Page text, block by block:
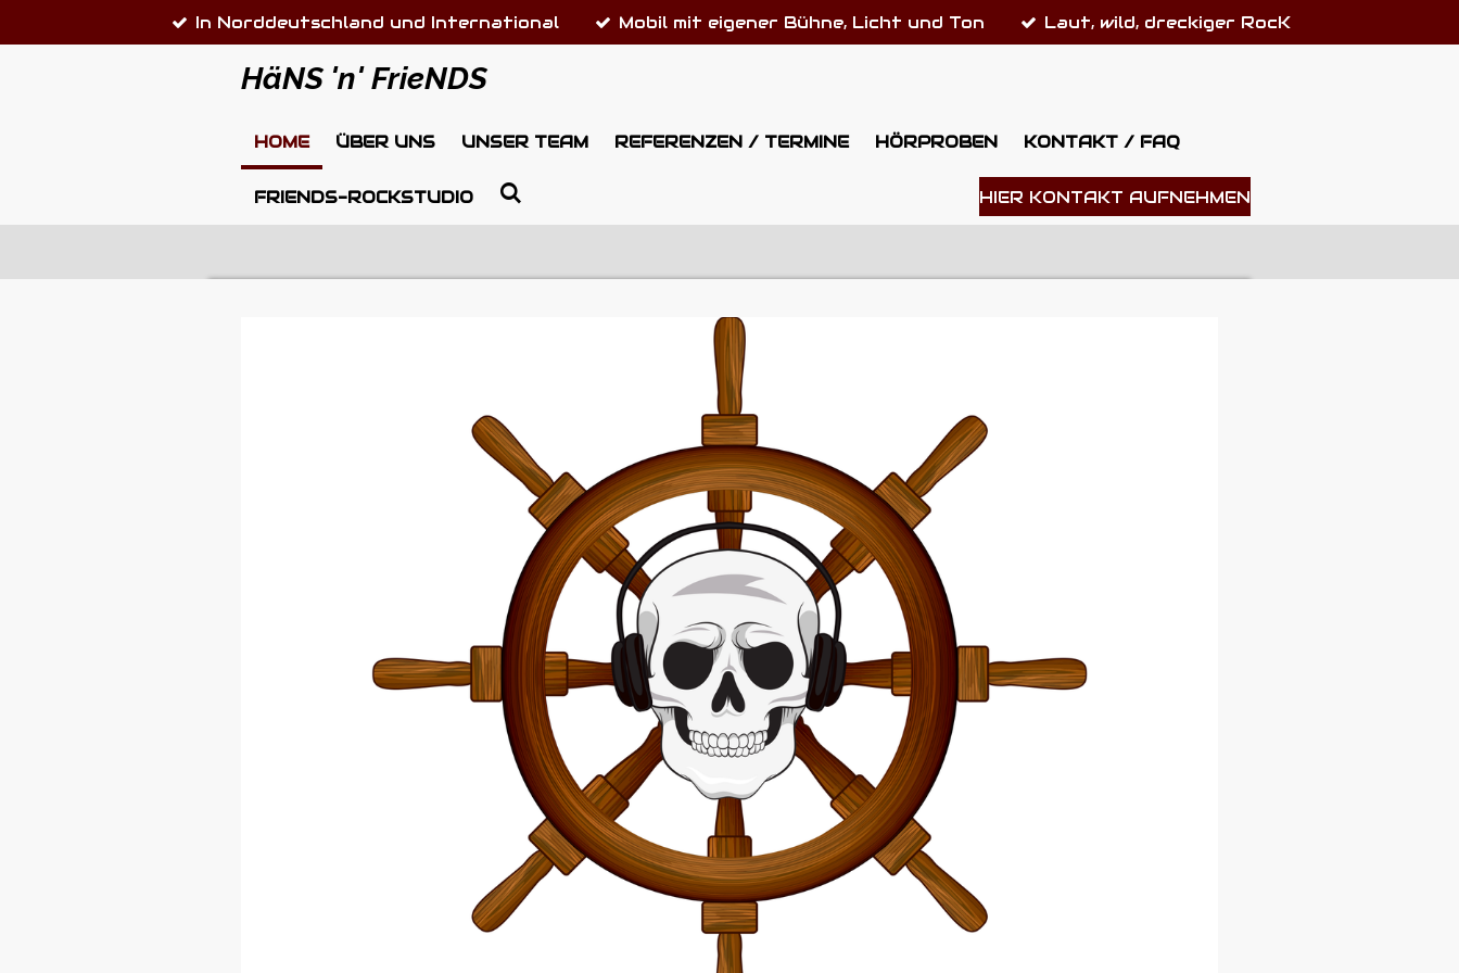
Hauptinhalt
In Norddeutschland und International Mobil mit eigener Bühne, Licht und Ton Laut, wild, dreckiger RocK
HäNS 'n' FrieNDS
HOME ÜBER UNS UNSER TEAM REFERENZEN / TERMINE HÖRPROBEN KONTAKT / FAQ
FRIENDS-ROCKSTUDIO HIER KONTAKT AUFNEHMEN